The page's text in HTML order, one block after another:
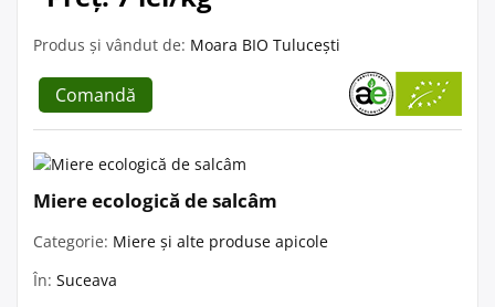
Produs și vândut de: Moara BIO Tulucești
Comandă
Miere ecologică de salcâm
Categorie: Miere și alte produse apicole
În: Suceava